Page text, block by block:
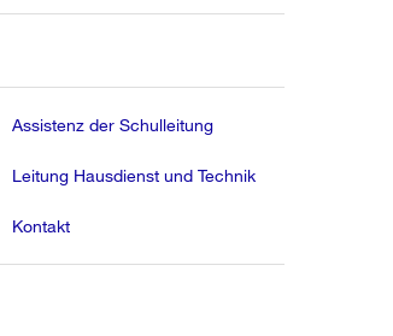
Assistenz der Schulleitung
Leitung Hausdienst und Technik
Kontakt